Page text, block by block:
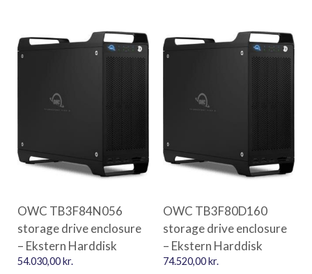
OWC TB3F84N056
storage drive enclosure
– Ekstern Harddisk
54.030,00kr.
OWC TB3F80D160
storage drive enclosure
– Ekstern Harddisk
74.520,00kr.